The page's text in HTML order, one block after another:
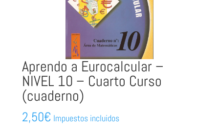
Aprendo a Eurocalcular –
NIVEL 10 – Cuarto Curso
(cuaderno)
2,50€ Impuestos incluidos